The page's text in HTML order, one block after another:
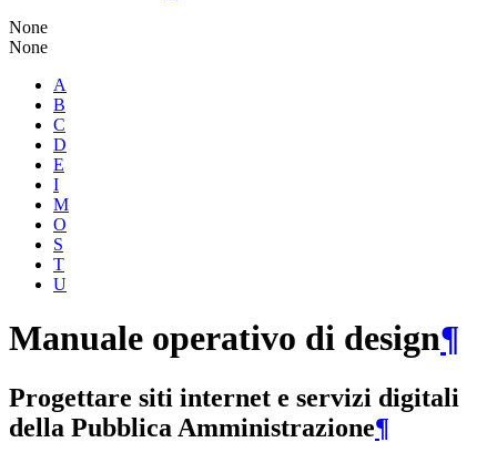
None
None
A
B
C
D
E
I
M
O
S
T
U
Manuale operativo di design¶
Progettare siti internet e servizi digitali
della Pubblica Amministrazione¶